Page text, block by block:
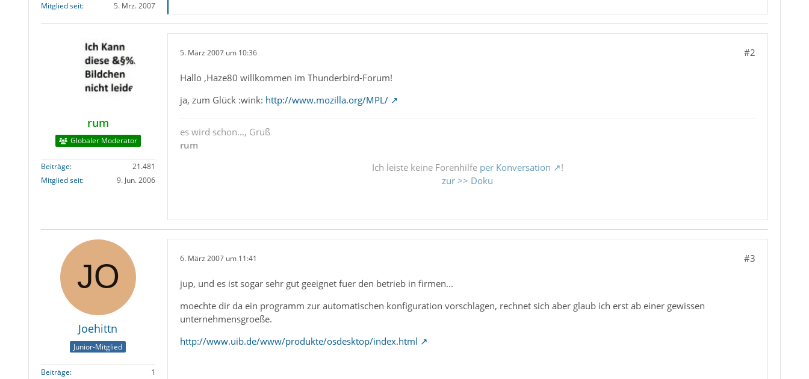
Mitglied seit
5. Mrz. 2007
rum
Globaler Moderator
Beiträge
21.481
Mitglied seit
9. Jun. 2006
5. März 2007 um 10:36 #2
Hallo ,Haze80 willkommen im Thunderbird-Forum!
ja, zum Glück :wink: http://www.mozilla.org/MPL/
es wird schon..., Gruß
rum
Ich leiste keine Forenhilfe per Konversation
!
zur >> Doku
Joehittn
Junior-Mitglied
Beiträge
1
6. März 2007 um 11:41 #3
jup, und es ist sogar sehr gut geeignet fuer den betrieb in firmen...
moechte dir da ein programm zur automatischen konfiguration vorschlagen, rechnet sich aber glaub ich erst ab einer gewissen
unternehmensgroeße.
http://www.uib.de/www/produkte/osdesktop/index.html